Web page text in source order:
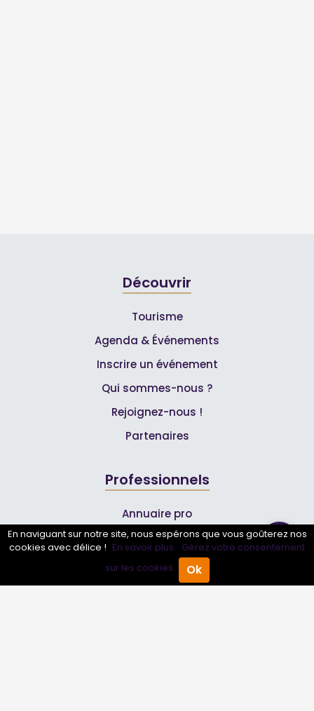
Annuaire Pro Agenda
Découvrir
Tourisme
Agenda & Événements
Inscrire un événement
Qui sommes-nous ?
Rejoignez-nous !
Partenaires
Professionnels
Annuaire pro
Inscrire mon entreprise
Les Abonnements Pros
En naviguant sur notre site, nous espérons que vous goûterez nos
cookies avec délice ! En savoir plus. Gérez votre consentement
sur les cookies.
Ok